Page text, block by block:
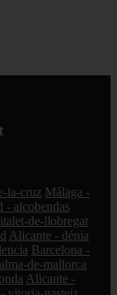
la-cruz Málaga -
- alcobendas
de-llobregat
Alicante - dénia
Barcelona -
de-mallorca
Alicante -